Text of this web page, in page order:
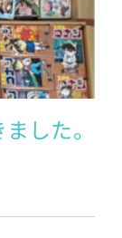
した。